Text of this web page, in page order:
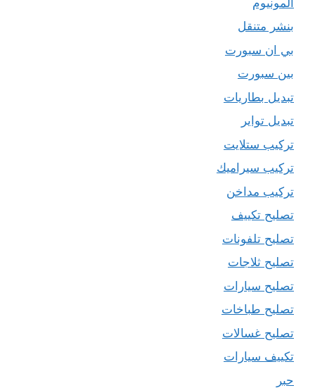
بنشر متنقل
بي ان سبورت
بين سبورت
تبديل بطاريات
تبديل تواير
تركيب ستلايت
تركيب سيراميك
تركيب مداخن
تصليح تكييف
تصليح تلفونات
تصليح ثلاجات
تصليح سيارات
تصليح طباخات
تصليح غسالات
تكييف سيارات
حبر